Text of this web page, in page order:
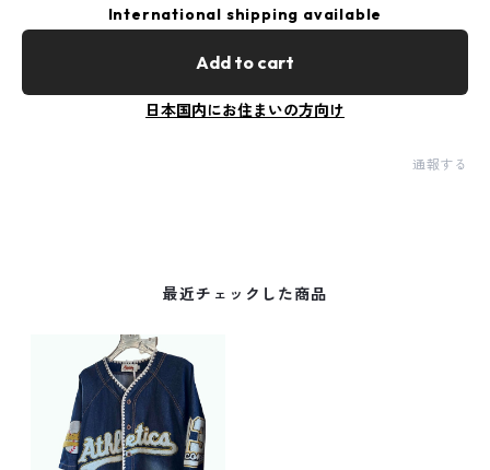
International shipping available
Add to cart
日本国内にお住まいの方向け
通報する
最近チェックした商品